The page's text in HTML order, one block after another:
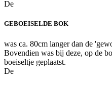
De
GEBOEISELDE BOK
was ca. 80cm langer dan de
Bovendien was bij deze, op de
boeiseltje geplaatst.
De